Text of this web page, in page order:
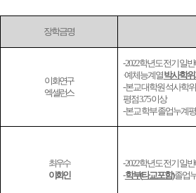
장학금명
이화연구
엑셀런스
- 2022학년도 전기 일
·예체능계열박사학
- 본교 대학원 석사학
평점3.75이상
- 본교 학부 졸업누계평
최우수
이화인
- 2022학년도 전기 일
-학부(타교 포함)졸업